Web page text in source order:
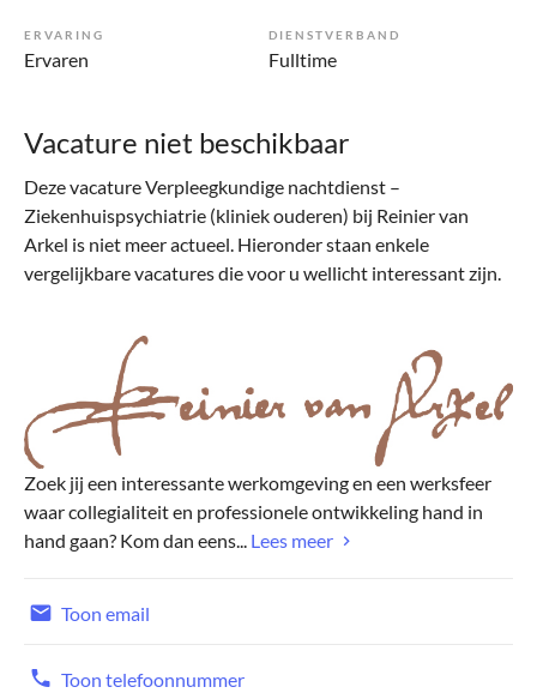
ERVARING
Ervaren
DIENSTVERBAND
Fulltime
Vacature niet beschikbaar
Deze vacature Verpleegkundige nachtdienst –
Ziekenhuispsychiatrie (kliniek ouderen) bij Reinier van
Arkel is niet meer actueel. Hieronder staan enkele
vergelijkbare vacatures die voor u wellicht interessant zijn.
Zoek jij een interessante werkomgeving en een werksfeer
waar collegialiteit en professionele ontwikkeling hand in
hand gaan? Kom dan eens... Lees meer
Toon email
Toon telefoonnummer